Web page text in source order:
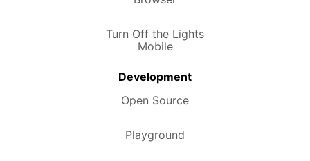
Turn Off the Lights
Mobile
Development
Open Source
Playground